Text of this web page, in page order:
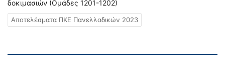
δοκιμασιών (Ομάδες 1201-1202)
Αποτελέσματα ΠΚΕ Πανελλαδικών 2023